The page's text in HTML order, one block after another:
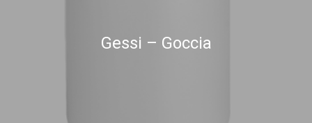
Gessi – Goccia